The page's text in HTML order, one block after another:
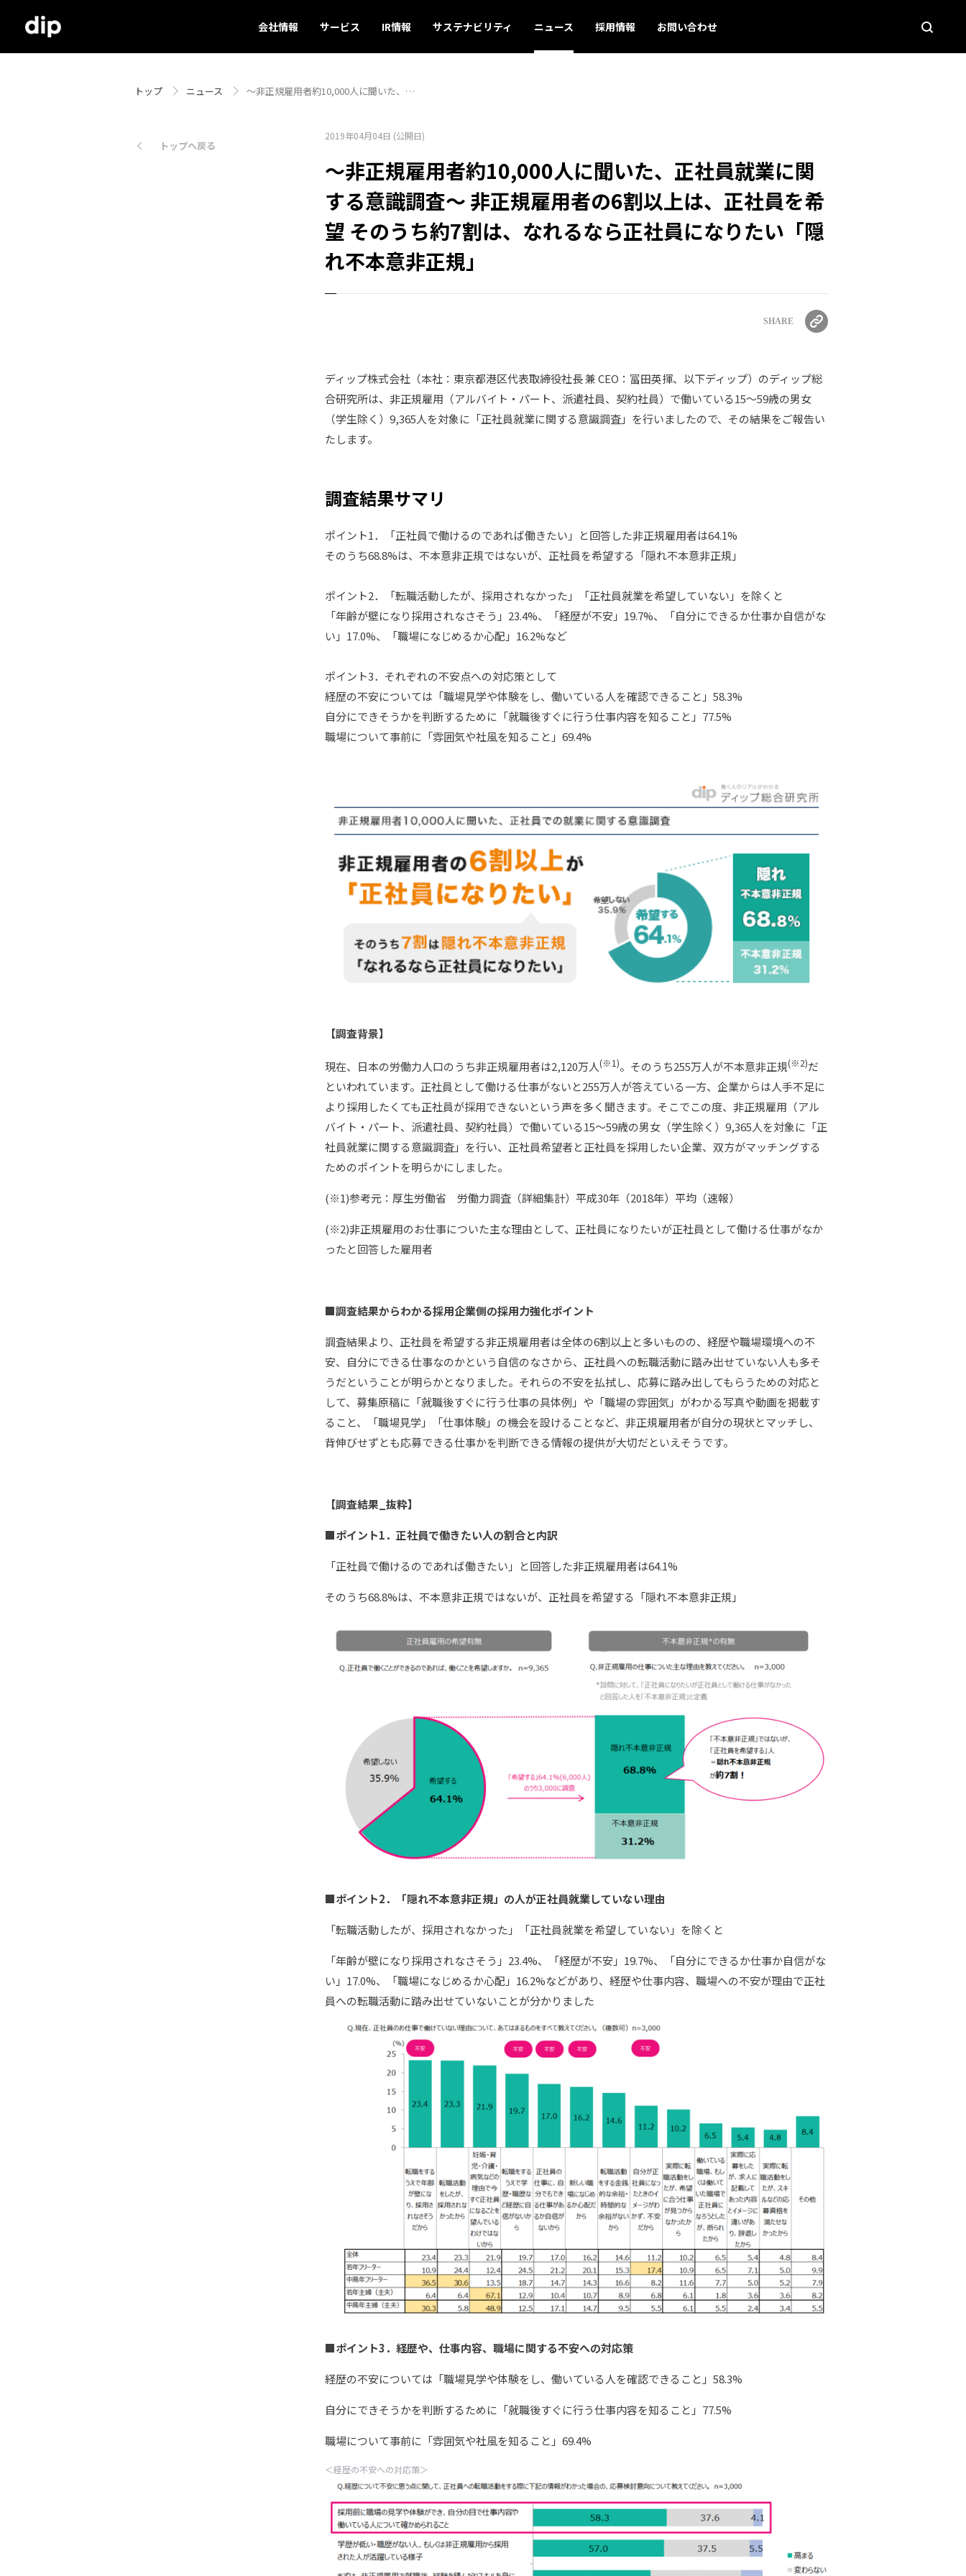
会社情報 サービス IR情報 サステナビリティ ニュース 採用情報 お問い合わせ
トップ ニュース ～非正規雇用者約10,000人に聞いた、…
トップへ戻る
2019年04月04日 (公開日)
～非正規雇用者約10,000人に聞いた、正社員就業に関
する意識調査～ 非正規雇用者の6割以上は、正社員を希
望 そのうち約7割は、なれるなら正社員になりたい「隠
れ不本意非正規」
SHARE
ディップ株式会社（本社：東京都港区代表取締役社長 兼 CEO：冨田英揮、以下ディップ）のディップ総
合研究所は、非正規雇用（アルバイト・パート、派遣社員、契約社員）で働いている15～59歳の男女
（学生除く）9,365人を対象に「正社員就業に関する意識調査」を行いましたので、その結果をご報告い
たします。
調査結果サマリ
ポイント1．「正社員で働けるのであれば働きたい」と回答した非正規雇用者は64.1%
そのうち68.8%は、不本意非正規ではないが、正社員を希望する「隠れ不本意非正規」
ポイント2．「転職活動したが、採用されなかった」「正社員就業を希望していない」を除くと
「年齢が壁になり採用されなさそう」23.4%、「経歴が不安」19.7%、「自分にできるか仕事か自信がな
い」17.0%、「職場になじめるか心配」16.2%など
ポイント3．それぞれの不安点への対応策として
経歴の不安については「職場見学や体験をし、働いている人を確認できること」58.3%
自分にできそうかを判断するために「就職後すぐに行う仕事内容を知ること」77.5%
職場について事前に「雰囲気や社風を知ること」69.4%
【調査背景】
現在、日本の労働力人口のうち非正規雇用者は2,120万人(※1)。そのうち255万人が不本意非正規(※2)だ
といわれています。正社員として働ける仕事がないと255万人が答えている一方、企業からは人手不足に
より採用したくても正社員が採用できないという声を多く聞きます。そこでこの度、非正規雇用（アル
バイト・パート、派遣社員、契約社員）で働いている15～59歳の男女（学生除く）9,365人を対象に「正
社員就業に関する意識調査」を行い、正社員希望者と正社員を採用したい企業、双方がマッチングする
ためのポイントを明らかにしました。
(※1)参考元：厚生労働省 労働力調査（詳細集計）平成30年（2018年）平均（速報）
(※2)非正規雇用のお仕事についた主な理由として、正社員になりたいが正社員として働ける仕事がなか
ったと回答した雇用者
■調査結果からわかる採用企業側の採用力強化ポイント
調査結果より、正社員を希望する非正規雇用者は全体の6割以上と多いものの、経歴や職場環境への不
安、自分にできる仕事なのかという自信のなさから、正社員への転職活動に踏み出せていない人も多そ
うだということが明らかとなりました。それらの不安を払拭し、応募に踏み出してもらうための対応と
して、募集原稿に「就職後すぐに行う仕事の具体例」や「職場の雰囲気」がわかる写真や動画を掲載す
ること、「職場見学」「仕事体験」の機会を設けることなど、非正規雇用者が自分の現状とマッチし、
背伸びせずとも応募できる仕事かを判断できる情報の提供が大切だといえそうです。
【調査結果_抜粋】
■ポイント1．正社員で働きたい人の割合と内訳
「正社員で働けるのであれば働きたい」と回答した非正規雇用者は64.1%
そのうち68.8%は、不本意非正規ではないが、正社員を希望する「隠れ不本意非正規」
■ポイント2．「隠れ不本意非正規」の人が正社員就業していない理由
「転職活動したが、採用されなかった」「正社員就業を希望していない」を除くと
「年齢が壁になり採用されなさそう」23.4%、「経歴が不安」19.7%、「自分にできるか仕事か自信がな
い」17.0%、「職場になじめるか心配」16.2%などがあり、経歴や仕事内容、職場への不安が理由で正社
員への転職活動に踏み出せていないことが分かりました
■ポイント3．経歴や、仕事内容、職場に関する不安への対応策
経歴の不安については「職場見学や体験をし、働いている人を確認できること」58.3%
自分にできそうかを判断するために「就職後すぐに行う仕事内容を知ること」77.5%
職場について事前に「雰囲気や社風を知ること」69.4%
＜経歴の不安への対応策＞